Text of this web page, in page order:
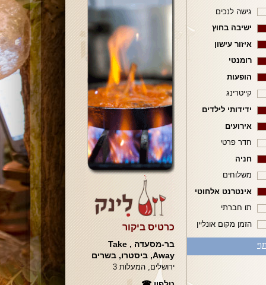
גישה לנכים
ישיבה בחוץ
איזור עישון
רומנטי
הופעות
קייטרינג
ידידותי לילדים
אירועים
חדר פרטי
חניה
משלוחים
אינטרנט אלחוטי
תו חברתי
הזמן מקום אונליין
כרטיס ביקור
בר-מסעדה , Take
Away, ביסטרו, בשרים
ירושלים, המעלות 3